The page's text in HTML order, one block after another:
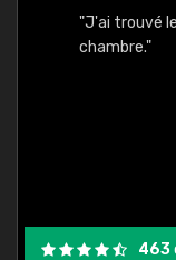
"J'ai trouvé
chambre."
463